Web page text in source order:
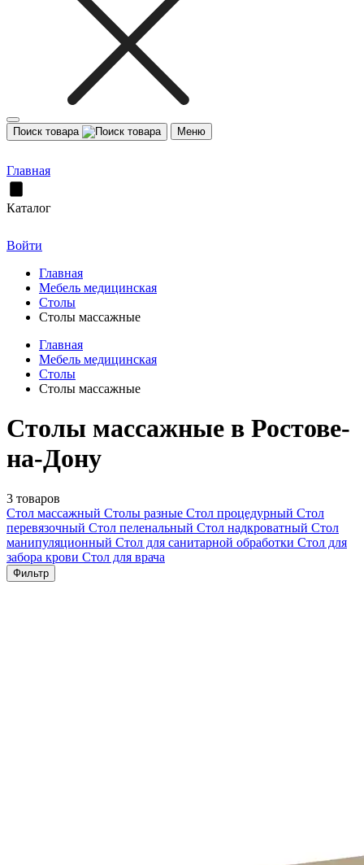
Поиск товара Меню
Главная
Каталог
Войти
Главная
Мебель медицинская
Столы
Столы массажные
Главная
Мебель медицинская
Столы
Столы массажные
Столы массажные в Ростове-
на-Дону
3 товаров
Стол массажный Столы разные Стол процедурный Стол
перевязочный Стол пеленальный Стол надкроватный Стол
манипуляционный Стол для санитарной обработки Стол для
забора крови Стол для врача
Фильтр